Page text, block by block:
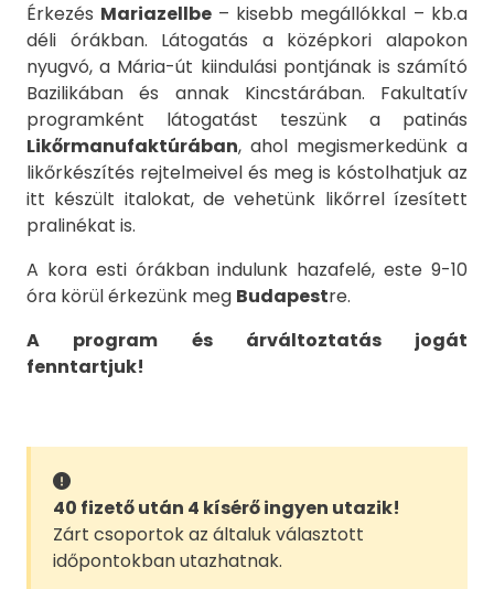
Érkezés Mariazellbe – kisebb megállókkal – kb.a
déli órákban. Látogatás a középkori alapokon
nyugvó, a Mária-út kiindulási pontjának is számító
Bazilikában és annak Kincstárában. Fakultatív
programként látogatást teszünk a patinás
Likőrmanufaktúrában, ahol megismerkedünk a
likőrkészítés rejtelmeivel és meg is kóstolhatjuk az
itt készült italokat, de vehetünk likőrrel ízesített
pralinékat is.
A kora esti órákban indulunk hazafelé, este 9-10
óra körül érkezünk meg Budapestre.
A program és árváltoztatás jogát
fenntartjuk!
40 fizető után 4 kísérő ingyen utazik!
Zárt csoportok az általuk választott
időpontokban utazhatnak.